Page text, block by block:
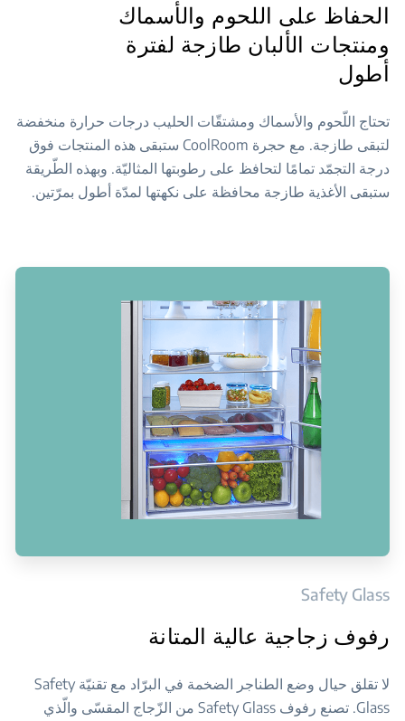
الحفاظ على اللحوم والأسماك
ومنتجات الألبان طازجة لفترة
أطول
تحتاج اللّحوم والأسماك ومشتقّات الحليب درجات حرارة منخفضة
لتبقى طازجة. مع حجرة CoolRoom ستبقى هذه المنتجات فوق
درجة التجمّد تمامًا لتحافظ على رطوبتها المثاليّة. وبهذه الطّريقة
ستبقى الأغذية طازجة محافظة على نكهتها لمدّة أطول بمرّتين.
Safety Glass
رفوف زجاجية عالية المتانة
لا تقلق حيال وضع الطناجر الضخمة في البرّاد مع تقنيّة Safety
Glass. تصنع رفوف Safety Glass من الزّجاج المقسّى والّذي